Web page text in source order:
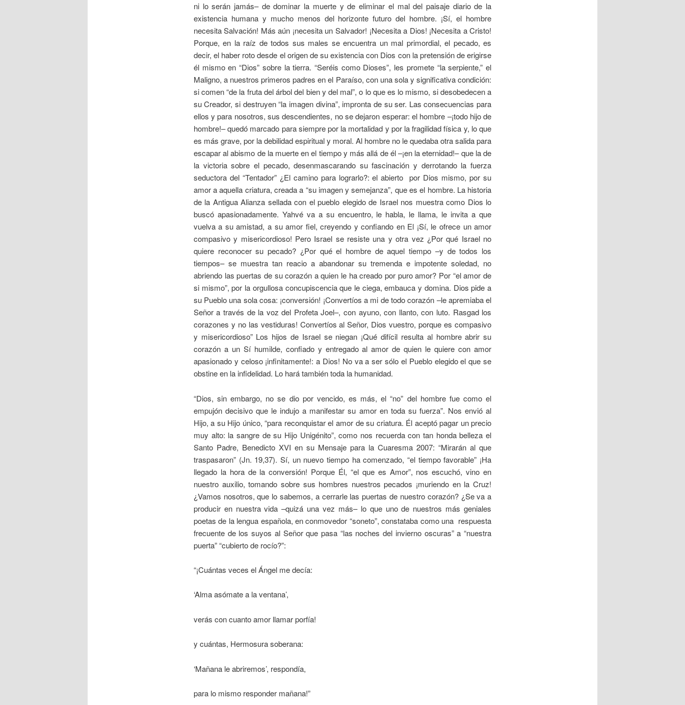
ni lo serán jamás– de dominar la muerte y de eliminar el mal del paisaje diario de la
existencia humana y mucho menos del horizonte futuro del hombre. ¡Sí, el hombre
necesita Salvación! Más aún ¡necesita un Salvador! ¡Necesita a Dios! ¡Necesita a Cristo!
Porque, en la raíz de todos sus males se encuentra un mal primordial, el pecado, es
decir, el haber roto desde el origen de su existencia con Dios con la pretensión de erigirse
él mismo en “Dios” sobre la tierra. “Seréis como Dioses”, les promete “la serpiente,” el
Maligno, a nuestros primeros padres en el Paraíso, con una sola y significativa condición:
si comen “de la fruta del árbol del bien y del mal”, o lo que es lo mismo, si desobedecen a
su Creador, si destruyen “la imagen divina”, impronta de su ser. Las consecuencias para
ellos y para nosotros, sus descendientes, no se dejaron esperar: el hombre –¡todo hijo de
hombre!– quedó marcado para siempre por la mortalidad y por la fragilidad física y, lo que
es más grave, por la debilidad espiritual y moral. Al hombre no le quedaba otra salida para
escapar al abismo de la muerte en el tiempo y más allá de él –¡en la eternidad!– que la de
la victoria sobre el pecado, desenmascarando su fascinación y derrotando la fuerza
seductora del “Tentador” ¿El camino para lograrlo?: el abierto por Dios mismo, por su
amor a aquella criatura, creada a “su imagen y semejanza”, que es el hombre. La historia
de la Antigua Alianza sellada con el pueblo elegido de Israel nos muestra como Dios lo
buscó apasionadamente. Yahvé va a su encuentro, le habla, le llama, le invita a que
vuelva a su amistad, a su amor fiel, creyendo y confiando en El ¡Sí, le ofrece un amor
compasivo y misericordioso! Pero Israel se resiste una y otra vez ¿Por qué Israel no
quiere reconocer su pecado? ¿Por qué el hombre de aquel tiempo –y de todos los
tiempos– se muestra tan reacio a abandonar su tremenda e impotente soledad, no
abriendo las puertas de su corazón a quien le ha creado por puro amor? Por “el amor de
si mismo”, por la orgullosa concupiscencia que le ciega, embauca y domina. Dios pide a
su Pueblo una sola cosa: ¡conversión! ¡Convertíos a mi de todo corazón –le apremiaba el
Señor a través de la voz del Profeta Joel–, con ayuno, con llanto, con luto. Rasgad los
corazones y no las vestiduras! Convertíos al Señor, Dios vuestro, porque es compasivo
y misericordioso” Los hijos de Israel se niegan ¡Qué difícil resulta al hombre abrir su
corazón a un Sí humilde, confiado y entregado al amor de quien le quiere con amor
apasionado y celoso ¡infinitamente!: a Dios! No va a ser sólo el Pueblo elegido el que se
obstine en la infidelidad. Lo hará también toda la humanidad.
“Dios, sin embargo, no se dio por vencido, es más, el “no” del hombre fue como el
empujón decisivo que le indujo a manifestar su amor en toda su fuerza”. Nos envió al
Hijo, a su Hijo único, “para reconquistar el amor de su criatura. Él aceptó pagar un precio
muy alto: la sangre de su Hijo Unigénito”, como nos recuerda con tan honda belleza el
Santo Padre, Benedicto XVI en su Mensaje para la Cuaresma 2007: “Mirarán al que
traspasaron” (Jn. 19,37). Sí, un nuevo tiempo ha comenzado, “el tiempo favorable” ¡Ha
llegado la hora de la conversión! Porque Él, “el que es Amor”, nos escuchó, vino en
nuestro auxilio, tomando sobre sus hombres nuestros pecados ¡muriendo en la Cruz!
¿Vamos nosotros, que lo sabemos, a cerrarle las puertas de nuestro corazón? ¿Se va a
producir en nuestra vida –quizá una vez más– lo que uno de nuestros más geniales
poetas de la lengua española, en conmovedor “soneto”, constataba como una respuesta
frecuente de los suyos al Señor que pasa “las noches del invierno oscuras” a “nuestra
puerta” “cubierto de rocío?”:
“¡Cuántas veces el Ángel me decía:
‘Alma asómate a la ventana’,
verás con cuanto amor llamar porfía!
y cuántas, Hermosura soberana:
‘Mañana le abriremos’, respondía,
para lo mismo responder mañana!”